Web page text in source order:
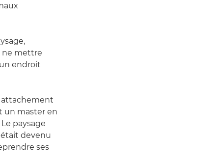
ne mettre
endroit
attachement
un master en
paysage
devenu
ses